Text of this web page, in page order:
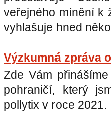
veřejného mínění k
vyhlašuje hned
Výzkumná zpráva
Zde Vám
pohraničí, který
pollytix v roce 2021.